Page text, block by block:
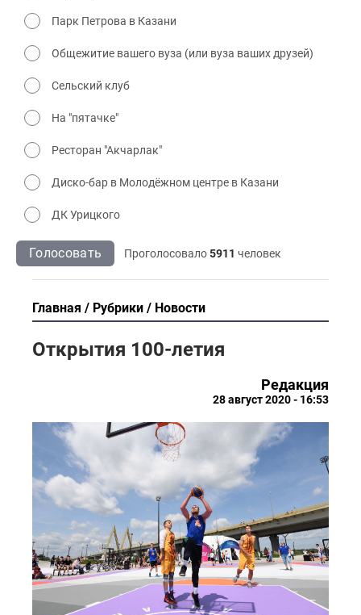
Парк Петрова в Казани
Общежитие вашего вуза (или вуза ваших друзей)
Сельский клуб
На "пятачке"
Ресторан "Акчарлак"
Диско-бар в Молодёжном центре в Казани
ДК Урицкого
Голосовать Проголосовало5911 человек
Главная Рубрики Новости
Открытия 100-летия
Редакция
28 август 2020 - 16:53